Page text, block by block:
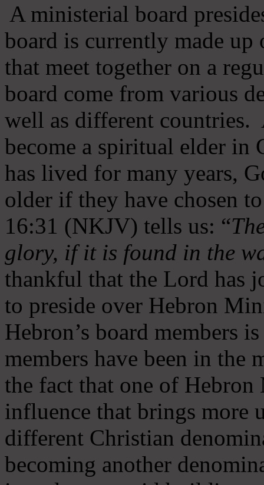
A ministerial board
board is currently made
that meet together on a
board come from various
well as different countries.
become a spiritual elder in
has lived for many years,
older if they have chosen
16:31 (NKJV) tells us: “
glory, if it is found in the
thankful that the Lord has
to preside over Hebron
Hebron’s board members
members have been in
the fact that one of
influence that brings more
different Christian
becoming another